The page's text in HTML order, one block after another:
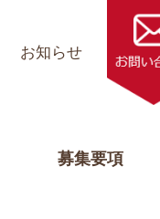
お知らせ
募集要項